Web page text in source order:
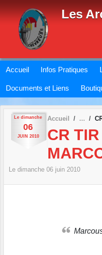
Les
Accueil Infos Pratiques
Documents et Liens
Le dimanche
06
JUIN 2010
Accueil
CR
Le dimanche 06 juin 2010